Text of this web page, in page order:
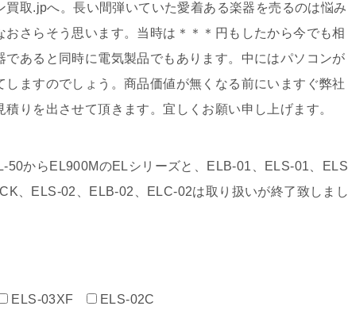
取.jpへ。長い間弾いていた愛着ある楽器を売るのは悩み
さらそう思います。当時は＊＊＊円もしたから今でも相
あると同時に電気製品でもあります。中にはパソコンが
ますのでしょう。商品価値が無くなる前にいますぐ弊社
りを出させて頂きます。宜しくお願い申し上げます。
からEL900MのELシリーズと、ELB-01、ELS-01、
、ELS-02、ELB-02、ELC-02は取り扱いが終了致しま
ELS-03XF ELS-02C